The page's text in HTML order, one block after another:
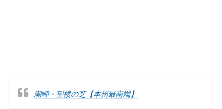
潮岬・望楼の芝【本州最南端】